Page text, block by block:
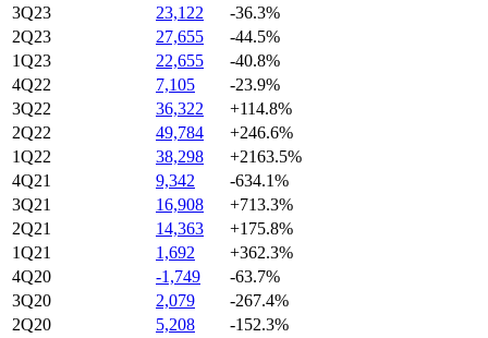
3Q23
23,122
-36.3%
2Q23
27,655
-44.5%
1Q23
22,655
-40.8%
4Q22
7,105
-23.9%
3Q22
36,322
+114.8%
2Q22
49,784
+246.6%
1Q22
38,298
+2163.5%
4Q21
9,342
-634.1%
3Q21
16,908
+713.3%
2Q21
14,363
+175.8%
1Q21
1,692
+362.3%
4Q20
-1,749
-63.7%
3Q20
2,079
-267.4%
2Q20
5,208
-152.3%